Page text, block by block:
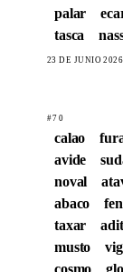
palar
tasca
23 DE JUNIO 2026
#70
calao
avide
noval
abaco
taxar
musto
cosmo